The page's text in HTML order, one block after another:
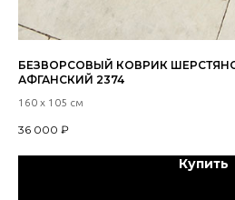
БЕЗВОРСОВЫЙ КОВРИК
АФГАНСКИЙ 2374
160 х 105 см
36 000 ₽
Купить